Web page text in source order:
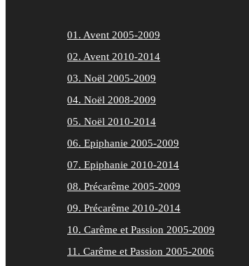
01. Avent 2005-2009
02. Avent 2010-2014
03. Noël 2005-2009
04. Noël 2008-2009
05. Noël 2010-2014
06. Epiphanie 2005-2009
07. Epiphanie 2010-2014
08. Précarême 2005-2009
09. Précarême 2010-2014
10. Carême et Passion 2005-2009
11. Carême et Passion 2005-2006